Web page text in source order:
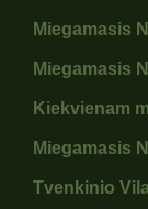
Miegamasis
Miegamasis
Kiekvienam
Miegamasis
Tvenkinio